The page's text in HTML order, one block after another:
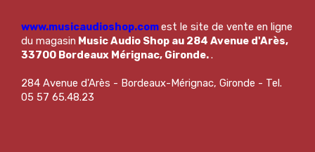
www.musicaudioshop.comest le site de vente en ligne
du magasin Music Audio Shop au 284 Avenue d'Arès,
33700 Bordeaux Mérignac, Gironde..
284 Avenue d'Arès - Bordeaux-Mérignac, Gironde - Tel.
05 57 65.48.23